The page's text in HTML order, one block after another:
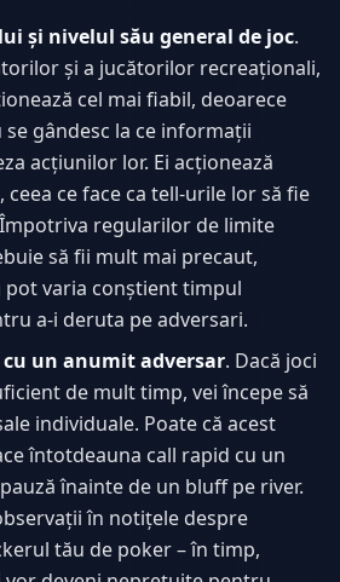
și nivelul său general de joc.
și a jucătorilor recreaționali,
cel mai fiabil, deoarece
gândesc la ce informații
acțiunilor lor. Ei acționează
ce face ca tell-urile lor să fie
regularilor de limite
să fii mult mai precaut,
pot varia conștient timpul
a-i deruta pe adversari.
un anumit adversar. Dacă joci
de mult timp, vei începe să
individuale. Poate că acest
întotdeauna call rapid cu un
înainte de un bluff pe river.
în notițele despre
tău de poker – în timp,